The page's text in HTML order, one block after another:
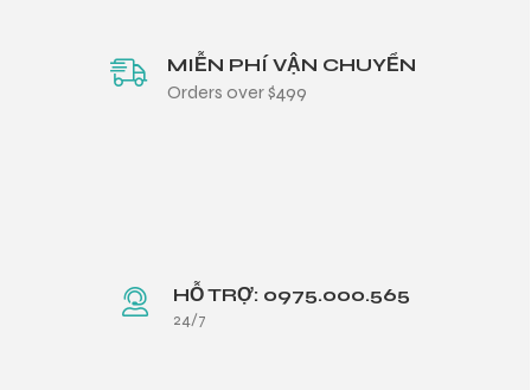
MIỄN PHÍ VẬN CHUYỂN
Orders over $499
HỖ TRỢ: 0975.000.565
24/7